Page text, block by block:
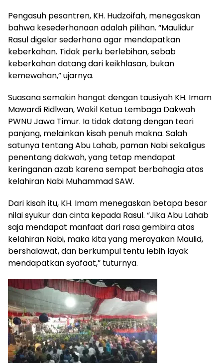
Pengasuh pesantren, KH. Hudzoifah, menegaskan
bahwa kesederhanaan adalah pilihan. “Maulidur
Rasul digelar sederhana agar mendapatkan
keberkahan. Tidak perlu berlebihan, sebab
keberkahan datang dari keikhlasan, bukan
kemewahan,” ujarnya.
Suasana semakin hangat dengan tausiyah KH. Imam
Mawardi Ridlwan, Wakil Ketua Lembaga Dakwah
PWNU Jawa Timur. Ia tidak datang dengan teori
panjang, melainkan kisah penuh makna. Salah
satunya tentang Abu Lahab, paman Nabi sekaligus
penentang dakwah, yang tetap mendapat
keringanan azab karena sempat berbahagia atas
kelahiran Nabi Muhammad SAW.
Dari kisah itu, KH. Imam menegaskan betapa besar
nilai syukur dan cinta kepada Rasul. “Jika Abu Lahab
saja mendapat manfaat dari rasa gembira atas
kelahiran Nabi, maka kita yang merayakan Maulid,
bershalawat, dan berkumpul tentu lebih layak
mendapatkan syafaat,” tuturnya.